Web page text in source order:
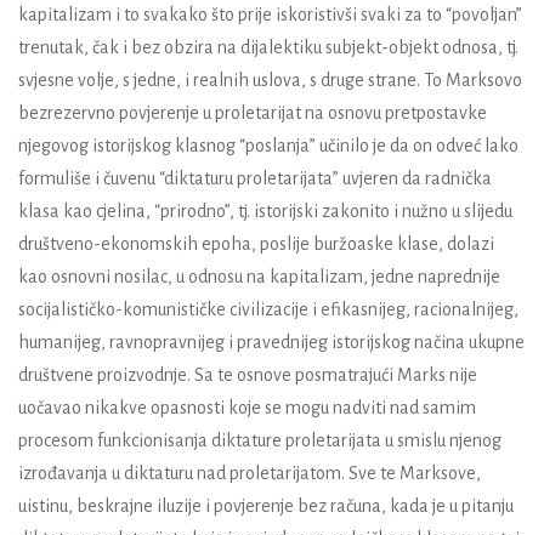
kapitalizam i to svakako što prije iskoristivši svaki za to “povoljan”
trenutak, čak i bez obzira na dijalektiku subjekt-objekt odnosa, tj.
svjesne volje, s jedne, i realnih uslova, s druge strane. To Marksovo
bezrezervno povjerenje u proletarijat na osnovu pretpostavke
njegovog istorijskog klasnog “poslanja” učinilo je da on odveć lako
formuliše i čuvenu “diktaturu proletarijata” uvjeren da radnička
klasa kao cjelina, “prirodno”, tj. istorijski zakonito i nužno u slijedu
društveno-ekonomskih epoha, poslije buržoaske klase, dolazi
kao osnovni nosilac, u odnosu na kapitalizam, jedne naprednije
socijalističko-komunističke civilizacije i efikasnijeg, racionalnijeg,
humanijeg, ravnopravnijeg i pravednijeg istorijskog načina ukupne
društvene proizvodnje. Sa te osnove posmatrajući Marks nije
uočavao nikakve opasnosti koje se mogu nadviti nad samim
procesom funkcionisanja diktature proletarijata u smislu njenog
izrođavanja u diktaturu nad proletarijatom. Sve te Marksove,
uistinu, beskrajne iluzije i povjerenje bez računa, kada je u pitanju